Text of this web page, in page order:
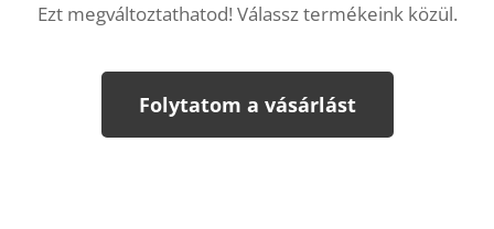
Ezt megváltoztathatod! Válassz termékeink közül.
Folytatom a vásárlást